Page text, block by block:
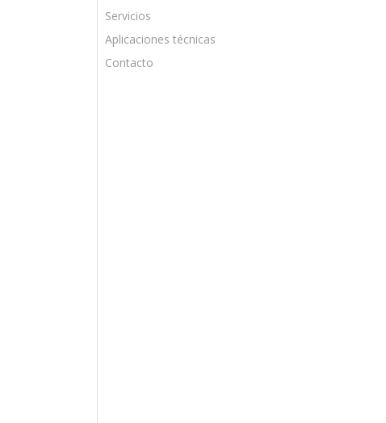
Servicios
Aplicaciones técnicas
Contacto